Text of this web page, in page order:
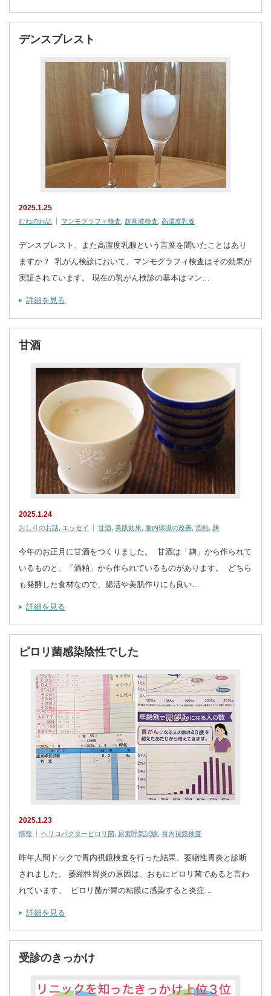
デンスブレスト
2025.1.25
むねのお話 マンモグラフィ検査, 超音波検査, 高濃度乳腺
デンスブレスト、また高濃度乳腺という言葉を聞いたことはあり
ますか？ 乳がん検診において、マンモグラフィ検査はその効果が
実証されています。 現在の乳がん検診の基本はマン…
詳細を見る
甘酒
2025.1.24
おしりのお話 エッセイ 甘酒 美肌効果 腸内環境の改善 酒粕 麹
今年のお正月に甘酒をつくりました。 甘酒は「麹」から作られて
いるものと、「酒粕」から作られているものがあります。 どちら
も発酵した食材なので、腸活や美肌作りにも良い…
詳細を見る
ピロリ菌感染陰性でした
2025.1.23
情報 ヘリコバクターピロリ菌 尿素呼気試験 胃内視鏡検査
昨年人間ドックで胃内視鏡検査を行った結果、萎縮性胃炎と診断
されました。 萎縮性胃炎の原因は、おもにピロリ菌であると言わ
れています。 ピロリ菌が胃の粘膜に感染すると炎症…
詳細を見る
受診のきっかけ